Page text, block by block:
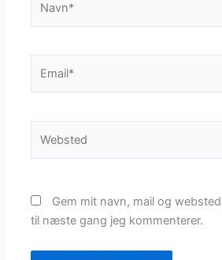
Gem mit navn, mail og
til næste gang jeg kommenterer.